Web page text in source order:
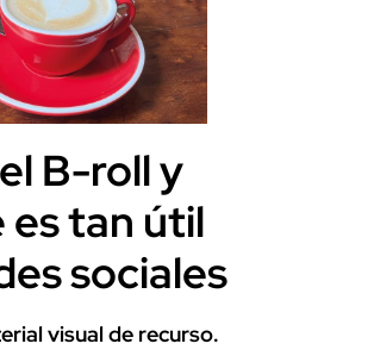
B-roll y
es tan útil
sociales
visual de recurso.